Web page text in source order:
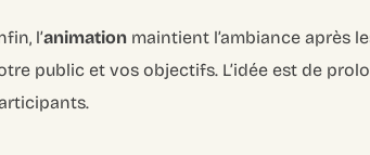
l’animation maintient l’ambiance après
public et vos objectifs. L’idée est de